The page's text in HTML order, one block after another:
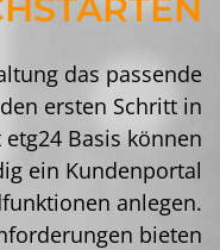
das passende
ersten Schritt in
Basis können
ein Kundenportal
anlegen.
bieten